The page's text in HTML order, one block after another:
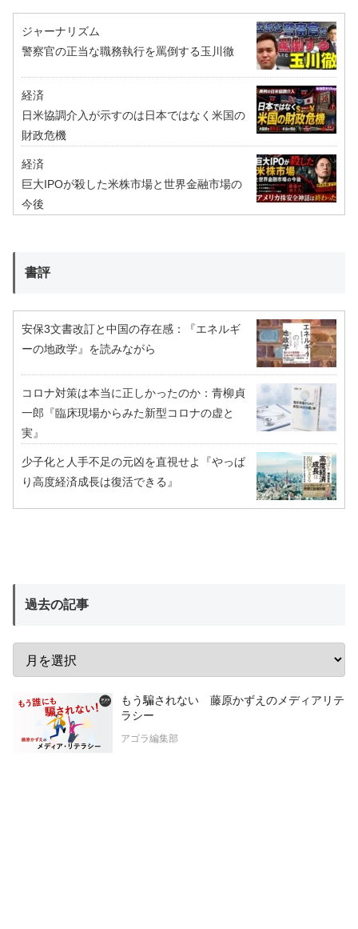
ジャーナリズム
警察官の正当な職務執行を罵倒する玉川徹
経済
日米協調介入が示すのは日本ではなく米国の
財政危機
経済
巨大IPOが殺した米株市場と世界金融市場の
今後
書評
安保3文書改訂と中国の存在感：『エネルギ
ーの地政学』を読みながら
コロナ対策は本当に正しかったのか：青柳貞
一郎『臨床現場からみた新型コロナの虚と
実』
少子化と人手不足の元凶を直視せよ『やっぱ
り高度経済成長は復活できる』
過去の記事
もう騙されない 藤原かずえのメディアリテ
ラシー
アゴラ編集部